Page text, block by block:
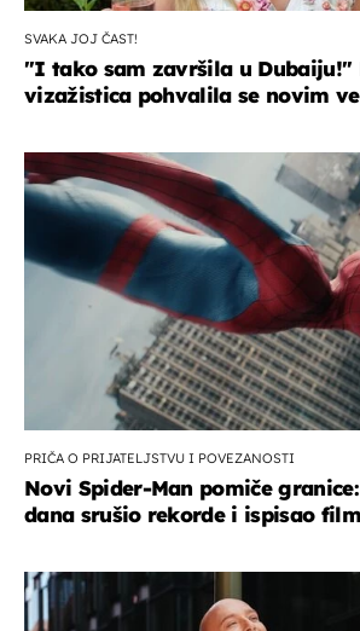
SVAKA JOJ ČAST!
"I tako sam završila u Dubaiju!"
vizažistica pohvalila se novim
PRIČA O PRIJATELJSTVU I POVEZANOSTI
Novi Spider-Man pomiče
dana srušio rekorde i ispisao